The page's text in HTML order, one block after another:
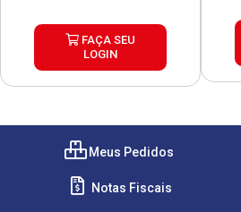
FAÇA SEU
LOGIN
Meus Pedidos
Notas Fiscais